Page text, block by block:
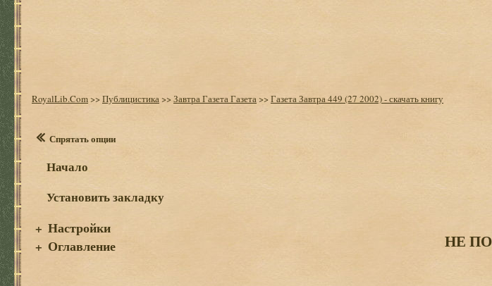
RoyalLib.Com>>Публицистика>>Завтра Газета Газета>>Газета Завтра 449 (27 2002) - скачать книгу
Спрятать опции
Начало
Установить закладку
+ Настройки
+ Оглавление НЕ